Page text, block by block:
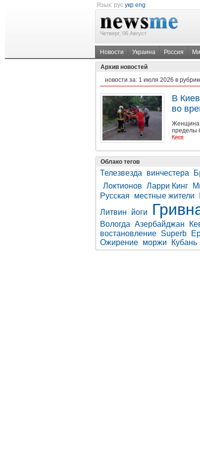
Язык: рус укр eng
Четверг, 06 Август
Новости Украина Россия
Архив новостей
новости за: 1 июля 2026 в
В
во
Женщина
пределы
Киев
Облако тегов
Телезвезда винчестера
Локтионов Ларри Кинг
Русская
местные жители
Литвин
йоги
Вологда Азербайджан
востановление Superb
Ожирение моржи Кубань